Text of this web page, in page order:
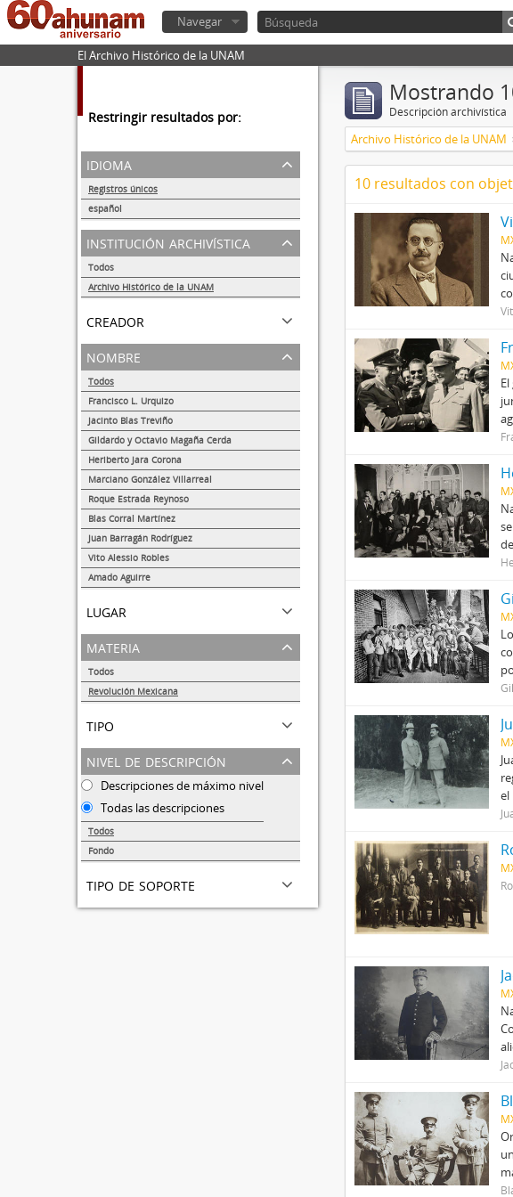
Navegar
El Archivo Histórico de la UNAM
Restringir resultados por:
idioma
Registros únicos
español
10
institución archivística
Todos
Archivo Histórico de la UNAM
creador
nombre
Todos
Francisco L. Urquizo
Jacinto Blas Treviño
Gildardo y Octavio Magaña Cerda
Heriberto Jara Corona
Marciano González Villarreal
Roque Estrada Reynoso
Blas Corral Martínez
Juan Barragán Rodríguez
Vito Alessio Robles
Amado Aguirre
lugar
materia
Todos
Revolución Mexicana
tipo
nivel de descripción
Descripciones de máximo nivel
Todas las descripciones
Todos
Fondo
tipo de soporte
Mostrando
Descripción archivística
Archivo Histórico de la UNAM
10 resultados con
el